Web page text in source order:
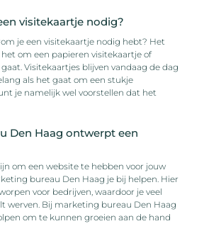
visitekaartje nodig?
je een visitekaartje nodig hebt? Het
om een papieren visitekaartje of
Visitekaartjes blijven vandaag de dag
als het gaat om een stukje
je namelijk wel voorstellen dat het
Den Haag ontwerpt een
om een website te hebben voor jouw
bureau Den Haag je bij helpen. Hier
voor bedrijven, waardoor je veel
werven. Bij marketing bureau Den Haag
om te kunnen groeien aan de hand